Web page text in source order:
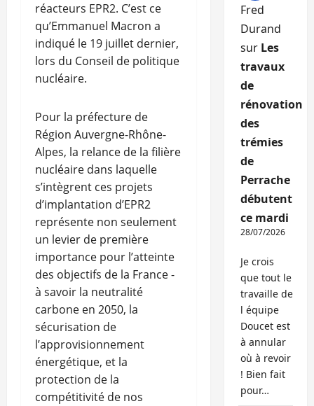
réacteurs EPR2. C’est ce
qu’Emmanuel Macron a
indiqué le 19 juillet dernier,
lors du Conseil de politique
nucléaire.
Pour la préfecture de
Région Auvergne-Rhône-
Alpes, la relance de la filière
nucléaire dans laquelle
s’intègrent ces projets
d’implantation d’EPR2
représente non seulement
un levier de première
importance pour l’atteinte
des objectifs de la France -
à savoir la neutralité
carbone en 2050, la
sécurisation de
l’approvisionnement
énergétique, et la
protection de la
compétitivité de nos
Fred
Durand
sur Les
travaux
de
rénovation
des
trémies
de
Perrache
débutent
ce mardi
28/07/2026
Je crois
que tout le
travaille de
l équipe
Doucet est
à annular
où à revoir
! Bien fait
pour…